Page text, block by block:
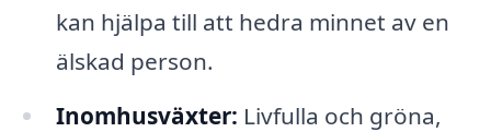
kan hjälpa till att hedra minnet av en
älskad person.
Inomhusväxter: Livfulla och gröna,